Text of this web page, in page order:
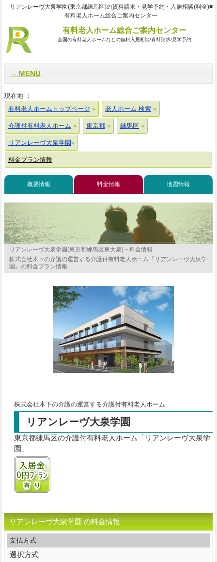
リアンレーヴ大泉学園(東京都練馬区)の資料請求・見学予約・入居相談(料金)■
有料老人ホーム総合ご案内センター
有料老人ホーム総合ご案内センター
全国の有料老人ホームなどの無料入居相談/資料請求/見学予約
MENU
現在地 ：
有料老人ホームトップページ
老人ホーム 検索
介護付有料老人ホーム 東京都 練馬区
リアンレーヴ大泉学園
料金プラン情報
概要情報 料金情報 地図情報
リアンレーヴ大泉学園(東京都練馬区東大泉)～料金情報
株式会社木下の介護の運営する介護付有料老人ホーム『リアンレーヴ大泉学
園』の料金プラン情報
株式会社木下の介護の運営する介護付有料老人ホーム
リアンレーヴ大泉学園
東京都練馬区の介護付有料老人ホーム「リアンレーヴ大泉学
園」
入居金0円プランあり
リアンレーヴ大泉学園 の料金情報
支払方式
選択方式